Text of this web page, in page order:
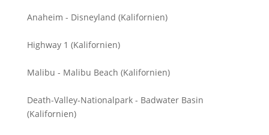
Anaheim - Disneyland (Kalifornien)
Highway 1 (Kalifornien)
Malibu - Malibu Beach (Kalifornien)
Death-Valley-Nationalpark - Badwater Basin
(Kalifornien)